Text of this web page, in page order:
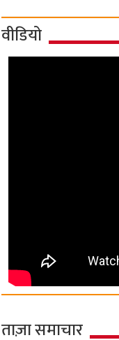
वीडियो
ताज़ा समाचार